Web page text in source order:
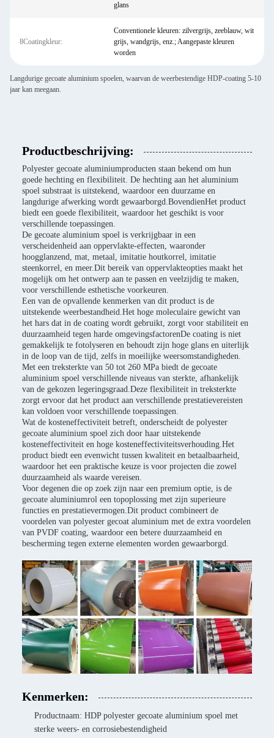
glans
8Coatingkleur:
Conventionele kleuren: zilvergrijs, zeeblauw, wit
grijs, wandgrijs, enz.; Aangepaste kleuren
worden
Langdurige gecoate aluminium spoelen, waarvan de weerbestendige HDP-coating 5-10
jaar kan meegaan.
Productbeschrijving:
Polyester gecoate aluminiumproducten staan bekend om hun
goede hechting en flexibiliteit. De hechting aan het aluminium
spoel substraat is uitstekend, waardoor een duurzame en
langdurige afwerking wordt gewaarborgd.BovendienHet product
biedt een goede flexibiliteit, waardoor het geschikt is voor
verschillende toepassingen.
De gecoate aluminium spoel is verkrijgbaar in een
verscheidenheid aan oppervlakte-effecten, waaronder
hoogglanzend, mat, metaal, imitatie houtkorrel, imitatie
steenkorrel, en meer.Dit bereik van oppervlakteopties maakt het
mogelijk om het ontwerp aan te passen en veelzijdig te maken,
voor verschillende esthetische voorkeuren.
Een van de opvallende kenmerken van dit product is de
uitstekende weerbestandheid.Het hoge moleculaire gewicht van
het hars dat in de coating wordt gebruikt, zorgt voor stabiliteit en
duurzaamheid tegen harde omgevingsfactorenDe coating is niet
gemakkelijk te fotolyseren en behoudt zijn hoge glans en uiterlijk
in de loop van de tijd, zelfs in moeilijke weersomstandigheden.
Met een treksterkte van 50 tot 260 MPa biedt de gecoate
aluminium spoel verschillende niveaus van sterkte, afhankelijk
van de gekozen legeringsgraad.Deze flexibiliteit in treksterkte
zorgt ervoor dat het product aan verschillende prestatievereisten
kan voldoen voor verschillende toepassingen.
Wat de kosteneffectiviteit betreft, onderscheidt de polyester
gecoate aluminium spoel zich door haar uitstekende
kosteneffectiviteit en hoge kosteneffectiviteitsverhouding.Het
product biedt een evenwicht tussen kwaliteit en betaalbaarheid,
waardoor het een praktische keuze is voor projecten die zowel
duurzaamheid als waarde vereisen.
Voor degenen die op zoek zijn naar een premium optie, is de
gecoate aluminiumrol een topoplossing met zijn superieure
functies en prestatievermogen.Dit product combineert de
voordelen van polyester gecoat aluminium met de extra voordelen
van PVDF coating, waardoor een betere duurzaamheid en
bescherming tegen externe elementen worden gewaarborgd.
Kenmerken:
Productnaam: HDP polyester gecoate aluminium spoel met
sterke weers- en corrosiebestendigheid